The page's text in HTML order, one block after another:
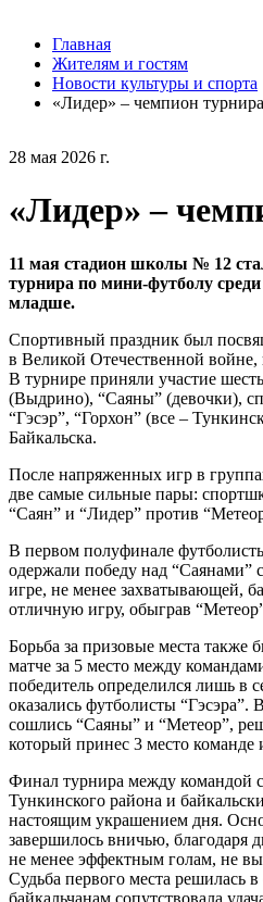
28 мая 2026 г.
«Лидер» –
11 мая стадион школы № 12
турнира по мини-футболу
младше.
Спортивный праздник был
в Великой Отечественной
В турнире приняли участие
(Выдрино), “Саяны” (девочки),
“Гэсэр”, “Горхон” (все –
Байкальска.
После напряженных игр в
две самые сильные пары:
“Саян” и “Лидер” против
В первом полуфинале
одержали победу над “Саянами”
игре, не менее захватывающей,
отличную игру, обыграв
Борьба за призовые места также
матче за 5 место между
победитель определился лишь в
оказались футболисты “Гэсэра”.
сошлись “Саяны” и “Метеор”,
который принес 3 место
Финал турнира между командой
Тункинского района и
настоящим украшением дня.
завершилось вничью, благодаря
не менее эффектным голам, не
Судьба первого места решилась
байкальчанам сопутствовала
Главная
Жителям и гостям
Новости культуры и спорта
«Лидер» – чемпион турнира